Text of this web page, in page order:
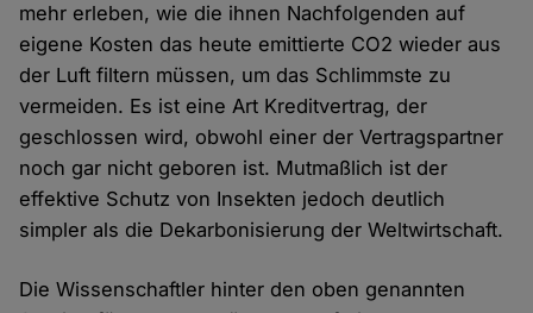
mehr erleben, wie die ihnen Nachfolgenden auf
eigene Kosten das heute emittierte CO2 wieder aus
der Luft filtern müssen, um das Schlimmste zu
vermeiden. Es ist eine Art Kreditvertrag, der
geschlossen wird, obwohl einer der Vertragspartner
noch gar nicht geboren ist. Mutmaßlich ist der
effektive Schutz von Insekten jedoch deutlich
simpler als die Dekarbonisierung der Weltwirtschaft.
Die Wissenschaftler hinter den oben genannten